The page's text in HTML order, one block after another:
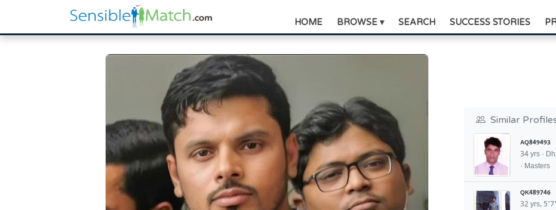
HOME BROWSE ▾ SEARCH SUCCESS STORIES
Similar
AQ849493
34 yrs ·
· Masters
QK489746
32 yrs,